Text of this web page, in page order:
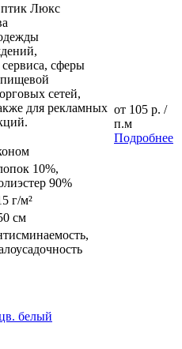
Люкс
сферы
пищевой
сетей,
для рекламных
10%,
90%
г/м²
см
от 105 р. /
п.м
Подробнее
белый